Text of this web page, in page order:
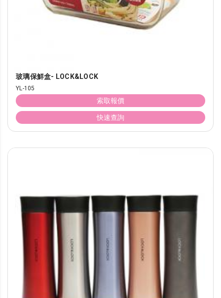
玻璃保鮮盒- LOCK&LOCK
YL-105
索取報價
快速查詢